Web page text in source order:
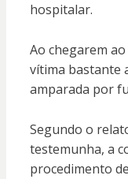
hospitalar.
Ao chegarem
vítima bastante
amparada por
Segundo o
testemunha, a
procedimento